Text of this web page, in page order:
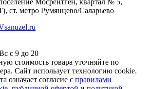
метро Румянцево/Саларьево
с 9 до 20
стоимость товара уточняйте по
Сайт использует технологию cookie.
означает согласие с правилами